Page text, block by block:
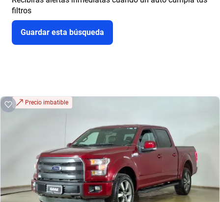
filtros
Guardar esta búsqueda
Precio imbatible